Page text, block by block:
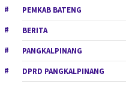
PEMKAB BATENG
BERITA
PANGKALPINANG
DPRD PANGKALPINANG